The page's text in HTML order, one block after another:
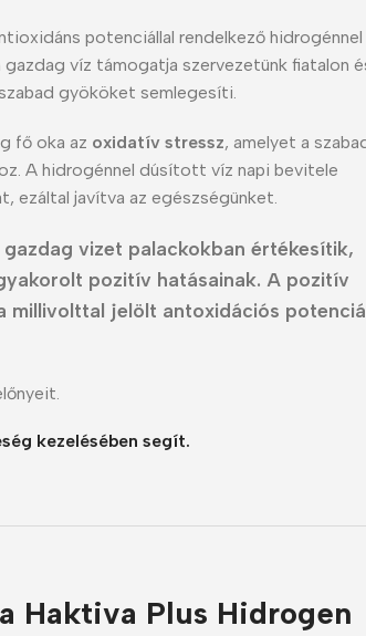
potenciállal rendelkező hidrogénnel
víz támogatja szervezetünk fiatalon
gyököket semlegesíti.
fő oka az oxidatív stressz, amelyet a
A hidrogénnel dúsított víz napi bevitele
ezáltal javítva az egészségünket.
vizet palackokban értékesítik,
pozitív hatásainak. A pozitív
millivolttal jelölt antoxidációs
kezelésében segít.
Haktiva Plus Hidrogen